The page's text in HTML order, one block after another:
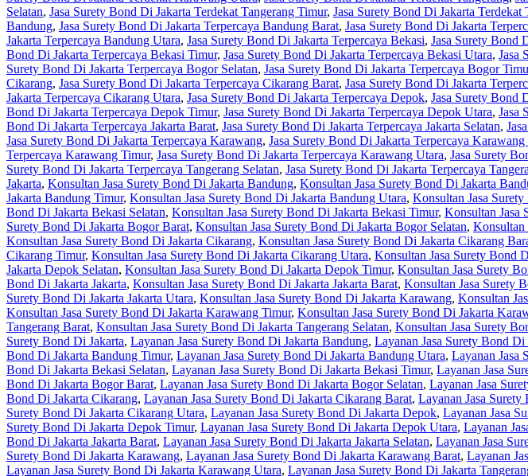
Selatan, Jasa Surety Bond Di Jakarta Terdekat Tangerang Timur, Jasa Surety Bond Di Jakarta Terdekat
Bandung, Jasa Surety Bond Di Jakarta Terpercaya Bandung Barat, Jasa Surety Bond Di Jakarta
Jakarta Terpercaya Bandung Utara, Jasa Surety Bond Di Jakarta Terpercaya Bekasi, Jasa Surety Bond
Bond Di Jakarta Terpercaya Bekasi Timur, Jasa Surety Bond Di Jakarta Terpercaya Bekasi Utara, Jasa
Surety Bond Di Jakarta Terpercaya Bogor Selatan, Jasa Surety Bond Di Jakarta Terpercaya Bogor
Cikarang, Jasa Surety Bond Di Jakarta Terpercaya Cikarang Barat, Jasa Surety Bond Di Jakarta
Jakarta Terpercaya Cikarang Utara, Jasa Surety Bond Di Jakarta Terpercaya Depok, Jasa Surety Bond
Bond Di Jakarta Terpercaya Depok Timur, Jasa Surety Bond Di Jakarta Terpercaya Depok Utara, Jasa
Bond Di Jakarta Terpercaya Jakarta Barat, Jasa Surety Bond Di Jakarta Terpercaya Jakarta Selatan,
Jasa Surety Bond Di Jakarta Terpercaya Karawang, Jasa Surety Bond Di Jakarta Terpercaya Karawang
Terpercaya Karawang Timur, Jasa Surety Bond Di Jakarta Terpercaya Karawang Utara, Jasa Surety
Surety Bond Di Jakarta Terpercaya Tangerang Selatan, Jasa Surety Bond Di Jakarta Terpercaya
Jakarta, Konsultan Jasa Surety Bond Di Jakarta Bandung, Konsultan Jasa Surety Bond Di Jakarta
Jakarta Bandung Timur, Konsultan Jasa Surety Bond Di Jakarta Bandung Utara, Konsultan Jasa
Bond Di Jakarta Bekasi Selatan, Konsultan Jasa Surety Bond Di Jakarta Bekasi Timur, Konsultan Jasa
Surety Bond Di Jakarta Bogor Barat, Konsultan Jasa Surety Bond Di Jakarta Bogor Selatan, Konsultan
Konsultan Jasa Surety Bond Di Jakarta Cikarang, Konsultan Jasa Surety Bond Di Jakarta Cikarang
Cikarang Timur, Konsultan Jasa Surety Bond Di Jakarta Cikarang Utara, Konsultan Jasa Surety Bond
Jakarta Depok Selatan, Konsultan Jasa Surety Bond Di Jakarta Depok Timur, Konsultan Jasa Surety
Bond Di Jakarta Jakarta, Konsultan Jasa Surety Bond Di Jakarta Jakarta Barat, Konsultan Jasa Surety
Surety Bond Di Jakarta Jakarta Utara, Konsultan Jasa Surety Bond Di Jakarta Karawang, Konsultan
Konsultan Jasa Surety Bond Di Jakarta Karawang Timur, Konsultan Jasa Surety Bond Di Jakarta
Tangerang Barat, Konsultan Jasa Surety Bond Di Jakarta Tangerang Selatan, Konsultan Jasa Surety
Surety Bond Di Jakarta, Layanan Jasa Surety Bond Di Jakarta Bandung, Layanan Jasa Surety Bond
Bond Di Jakarta Bandung Timur, Layanan Jasa Surety Bond Di Jakarta Bandung Utara, Layanan Jasa
Bond Di Jakarta Bekasi Selatan, Layanan Jasa Surety Bond Di Jakarta Bekasi Timur, Layanan Jasa
Bond Di Jakarta Bogor Barat, Layanan Jasa Surety Bond Di Jakarta Bogor Selatan, Layanan Jasa
Bond Di Jakarta Cikarang, Layanan Jasa Surety Bond Di Jakarta Cikarang Barat, Layanan Jasa
Surety Bond Di Jakarta Cikarang Utara, Layanan Jasa Surety Bond Di Jakarta Depok, Layanan Jasa
Surety Bond Di Jakarta Depok Timur, Layanan Jasa Surety Bond Di Jakarta Depok Utara, Layanan
Bond Di Jakarta Jakarta Barat, Layanan Jasa Surety Bond Di Jakarta Jakarta Selatan, Layanan Jasa
Surety Bond Di Jakarta Karawang, Layanan Jasa Surety Bond Di Jakarta Karawang Barat, Layanan
Layanan Jasa Surety Bond Di Jakarta Karawang Utara, Layanan Jasa Surety Bond Di Jakarta